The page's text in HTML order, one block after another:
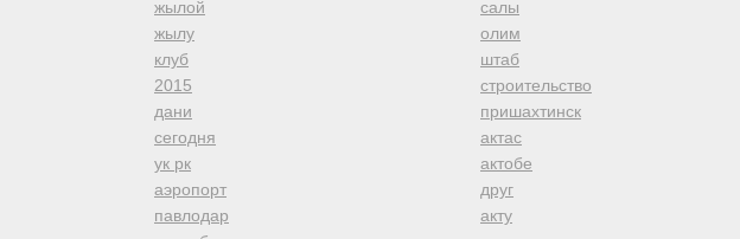
жылой
жылу
клуб
2015
дани
сегодня
ук рк
аэропорт
павлодар
салы
олим
штаб
строительство
пришахтинск
актас
актобе
друг
акту